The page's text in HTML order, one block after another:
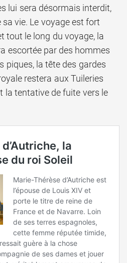
lui sera désormais interdit,
vie. Le voyage est fort
tout le long du voyage, la
escortée par des hommes
piques, la tête des gardes
restera aux Tuileries
la tentative de fuite vers le